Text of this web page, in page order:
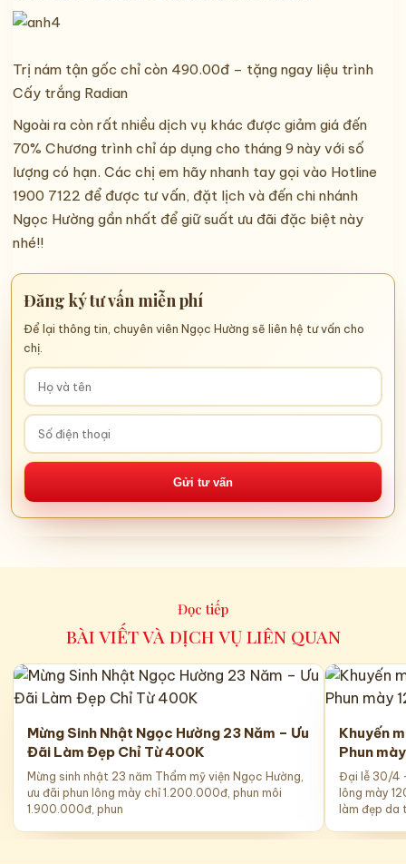
Trị nám tận gốc chỉ còn 490.00đ – tặng ngay liệu trình
Cấy trắng Radian
Ngoài ra còn rất nhiều dịch vụ khác được giảm giá đến
70% Chương trình chỉ áp dụng cho tháng 9 này với số
lượng có hạn. Các chị em hãy nhanh tay gọi vào Hotline
1900 7122 để được tư vấn, đặt lịch và đến chi nhánh
Ngọc Hường gần nhất để giữ suất ưu đãi đặc biệt này
nhé!!
Đăng ký tư vấn miễn phí
Để lại thông tin, chuyên viên Ngọc Hường sẽ liên hệ tư vấn cho
chị.
Gửi tư vấn
Đọc tiếp
BÀI VIẾT VÀ DỊCH VỤ LIÊN QUAN
Mừng Sinh Nhật Ngọc Hường 23 Năm – Ưu
Đãi Làm Đẹp Chỉ Từ 400K
Mừng sinh nhật 23 năm Thẩm mỹ viện Ngọc Hường,
ưu đãi phun lông mày chỉ 1.200.000đ, phun môi
1.900.000đ, phun
Khuyến
Phun
Đại lễ 30/4
lông mày
làm đẹp da